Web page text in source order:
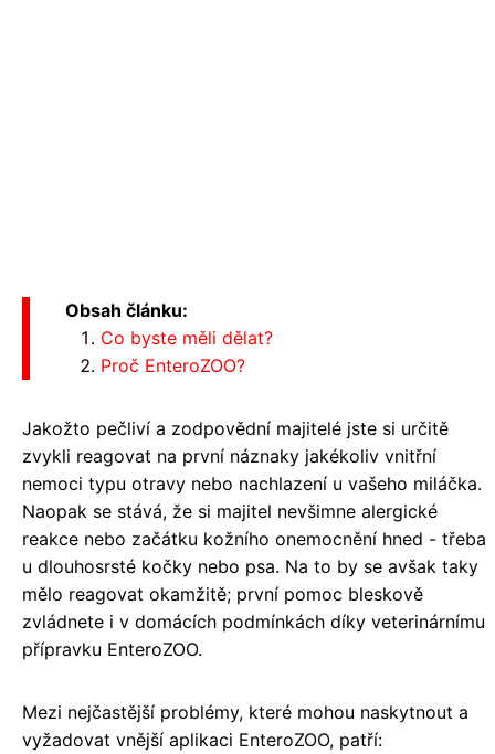
Obsah článku:
Co byste měli dělat?
Proč EnteroZOO?
Jakožto pečliví a zodpovědní majitelé jste si určitě
zvykli reagovat na první náznaky jakékoliv vnitřní
nemoci typu otravy nebo nachlazení u vašeho miláčka.
Naopak se stává, že si majitel nevšimne alergické
reakce nebo začátku kožního onemocnění hned - třeba
u dlouhosrsté kočky nebo psa. Na to by se avšak taky
mělo reagovat okamžitě; první pomoc bleskově
zvládnete i v domácích podmínkách díky veterinárnímu
přípravku EnteroZOO.
Mezi nejčastější problémy, které mohou naskytnout a
vyžadovat vnější aplikaci EnteroZOO, patří: